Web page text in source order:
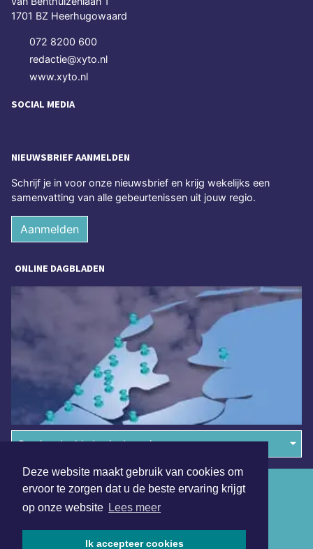
Deze website maakt gebruik van cookies om
ervoor te zorgen dat u de beste ervaring krijgt
op onze website Lees meer
Ik accepteer cookies
1701 BZ Heerhugowaard
072 8200 600
redactie@xyto.nl
www.xyto.nl
SOCIAL MEDIA
NIEUWSBRIEF AANMELDEN
Schrijf je in voor onze nieuwsbrief en krijg wekelijks een
samenvatting van alle gebeurtenissen uit jouw regio.
Aanmelden
ONLINE DAGBLADEN
Overige dagbladen in de regio
Algemene voorwaarden
Disclaimer